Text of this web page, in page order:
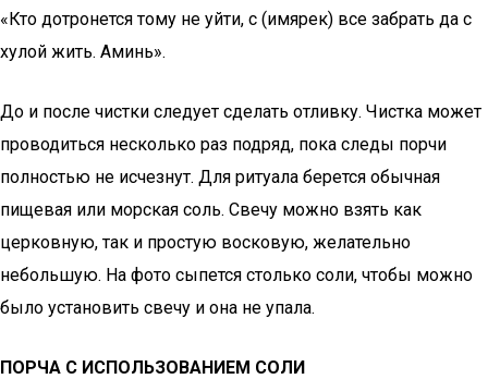
«Кто дотронется тому не уйти, с (имярек) все забрать да с
хулой жить. Аминь».
До и после чистки следует сделать отливку. Чистка может
проводиться несколько раз подряд, пока следы порчи
полностью не исчезнут. Для ритуала берется обычная
пищевая или морская соль. Свечу можно взять как
церковную, так и простую восковую, желательно
небольшую. На фото сыпется столько соли, чтобы можно
было установить свечу и она не упала.
ПОРЧА С ИСПОЛЬЗОВАНИЕМ СОЛИ